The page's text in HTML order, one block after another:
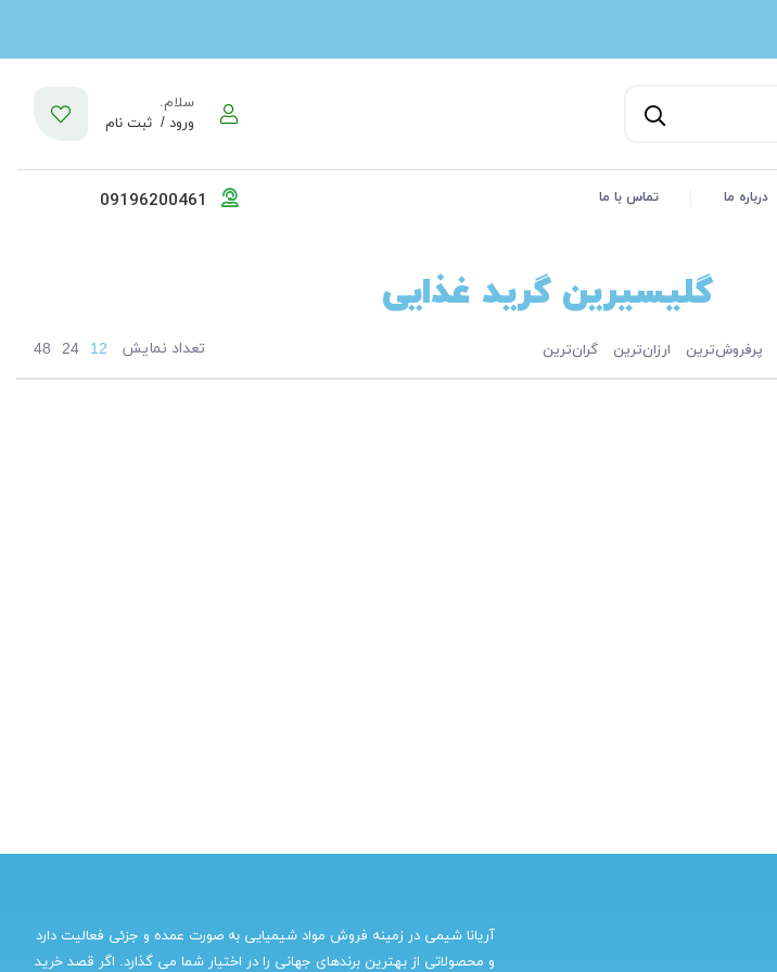
سلام.
ورود / ثبت نام
درباره ما تماس با ما
گلیسیرین گرید غذایی
پرفروش‌ترین ارزان‌ترین گران‌ترین تعداد نمایش 12
24
48
آریانا شیمی در زمینه فروش مواد شیمیایی به صورت عمده و جزئی فعالیت دارد
و محصولاتی از بهترین برندهای جهانی را در اختیار شما می گذارد. اگر قصد خرید